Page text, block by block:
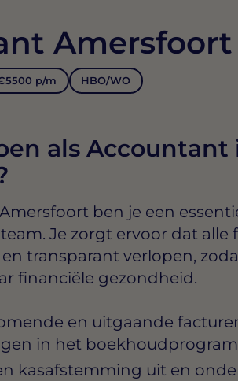
Amersfoort
p/m HBO/WO
als Accountant
ben je een
Je zorgt ervoor dat alle
transparant verlopen,
financiële gezondheid.
en uitgaande
in het
kasafstemming uit en